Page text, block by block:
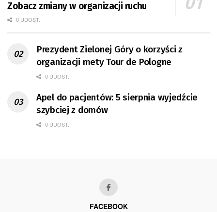
Zobacz zmiany w organizacji ruchu
0 UDOST.
Prezydent Zielonej Góry o korzyści z
organizacji mety Tour de Pologne
0 UDOST.
Apel do pacjentów: 5 sierpnia wyjedźcie
szybciej z domów
0 UDOST.
FACEBOOK